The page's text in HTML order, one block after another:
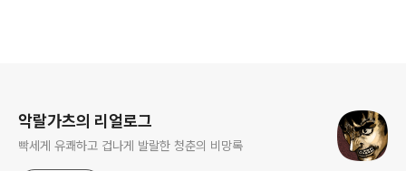
악랄가츠의 리얼로그
빡세게 유쾌하고 겁나게 발랄한 청춘의 비망록